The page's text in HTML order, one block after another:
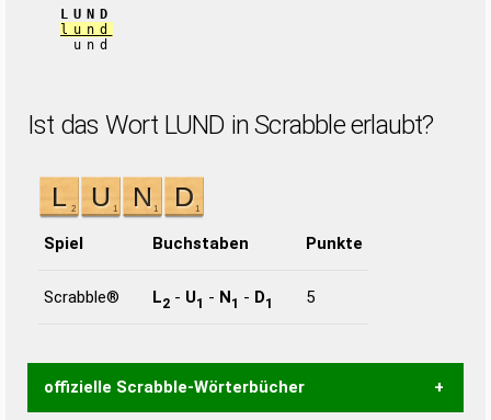
LUND
lund
und
Ist das Wort LUND in Scrabble erlaubt?
Spiel Buchstaben Punkte
Scrabble® L2 - U1 - N1 - D1 5
offizielle Scrabble-Wörterbücher